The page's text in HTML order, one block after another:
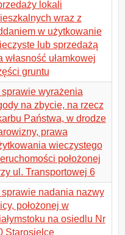
lokali
wraz z
w użytkowanie
lub sprzedażą
własność ułamkowej
gruntu
sprawie wyrażenia
na zbycie, na rzecz
Państwa, w drodze
prawa
wieczystego
położonej
ul. Transportowej 6
sprawie nadania nazwy
położonej w
na osiedlu Nr
Starosielce